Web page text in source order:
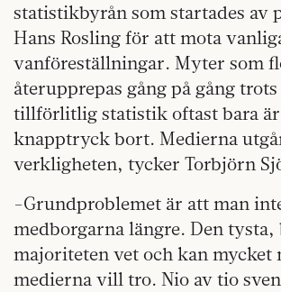
statistikbyrån som startades av
Hans Rosling för att mota
vanföreställningar. Myter som
återupprepas gång på gång
tillförlitlig statistik oftast bara är
knapptryck bort. Medierna
verkligheten, tycker Torbjörn
-Grundproblemet är att man
medborgarna längre. Den tysta,
majoriteten vet och kan mycket
medierna vill tro. Nio av tio